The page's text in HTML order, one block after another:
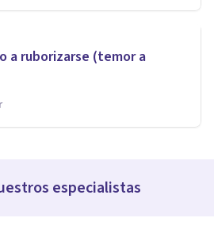
a ruborizarse (temor a
especialistas